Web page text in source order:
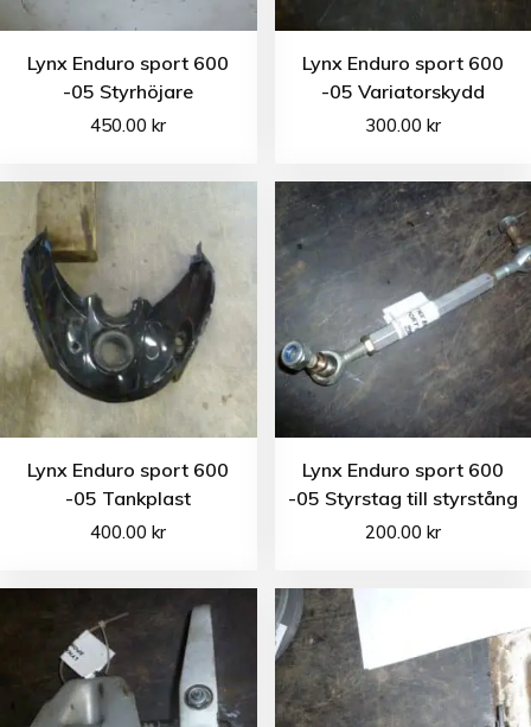
Lynx Enduro sport 600
-05 Styrhöjare
450.00kr
Lynx Enduro sport 600
-05 Variatorskydd
300.00 kr
Lynx Enduro sport 600
-05 Tankplast
400.00kr
Lynx Enduro sport 600
-05 Styrstag till styrstång
200.00 kr